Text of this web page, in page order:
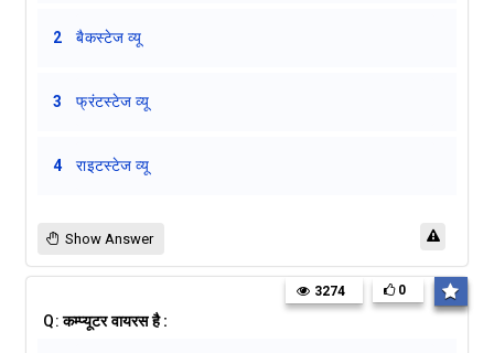
2 बैकस्टेज व्यू
3 फ्रंटस्टेज व्यू
4 राइटस्टेज व्यू
Show Answer
Q:कम्प्यूटर वायरस है :
3274 0